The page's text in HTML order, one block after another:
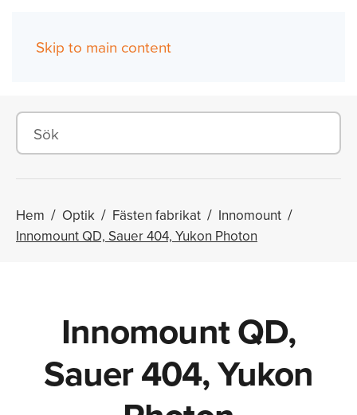
Skip to main content
Hem Optik Fästen fabrikat
Innomount
Innomount QD, Sauer 404, Yukon Photon
Innomount QD,
Sauer 404, Yukon